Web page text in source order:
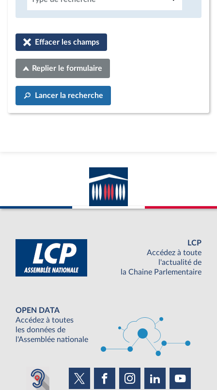
Effacer les champs
Replier le formulaire
Lancer la recherche
LCP
Accédez à toute
l'actualité de
la Chaine Parlementaire
OPEN DATA
Accédez à toutes
les données de
l'Assemblée nationale